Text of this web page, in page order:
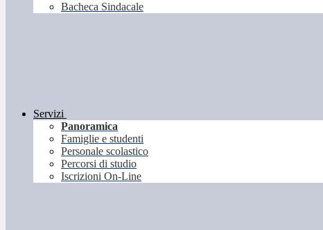
Bacheca Sindacale
Servizi
Panoramica
Famiglie e studenti
Personale scolastico
Percorsi di studio
Iscrizioni On-Line